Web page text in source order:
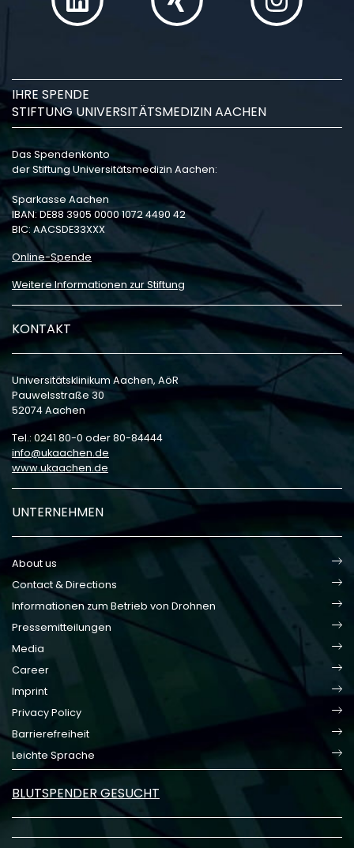
IHRE SPENDE
STIFTUNG UNIVERSITÄTSMEDIZIN AACHEN
Das Spendenkonto
der Stiftung Universitätsmedizin Aachen:
Sparkasse Aachen
IBAN: DE88 3905 0000 1072 4490 42
BIC: AACSDE33XXX
Online-Spende
Weitere Informationen zur Stiftung
KONTAKT
Universitätsklinikum Aachen, AöR
Pauwelsstraße 30
52074 Aachen
Tel.: 0241 80-0 oder 80-84444
info
ukaachen de
www.ukaachen.de
UNTERNEHMEN
About us
Contact & Directions
Informationen zum Betrieb von Drohnen
Pressemitteilungen
Media
Career
Imprint
Privacy Policy
Barrierefreiheit
Leichte Sprache
BLUTSPENDER GESUCHT